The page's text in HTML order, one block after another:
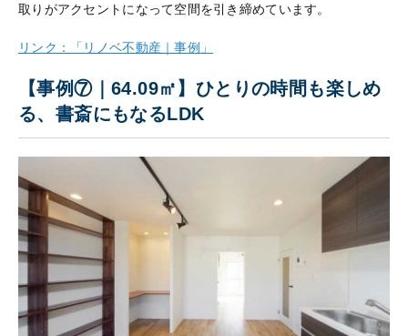
取りがアクセントになって空間を引き締めています。
リンク：「リノベ不動産｜事例」
【事例⑦｜64.09㎡】ひとりの時間も楽しめ
る、書斎にもなるLDK